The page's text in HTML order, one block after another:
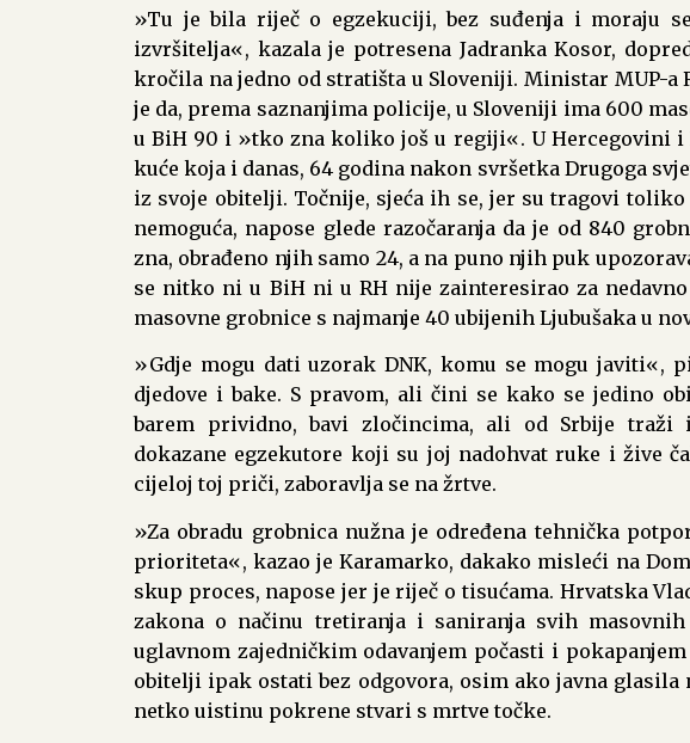
»Tu je bila riječ o egzekuciji, bez suđenja i moraju
izvršitelja«, kazala je potresena Jadranka Kosor,
kročila na jedno od stratišta u Sloveniji. Ministar MUP-a
je da, prema saznanjima policije, u Sloveniji ima 600
u BiH 90 i »tko zna koliko još u regiji«. U Hercegovini
kuće koja i danas, 64 godina nakon svršetka Drugoga
iz svoje obitelji. Točnije, sjeća ih se, jer su tragovi
nemoguća, napose glede razočaranja da je od 840
zna, obrađeno njih samo 24, a na puno njih puk
se nitko ni u BiH ni u RH nije zainteresirao za
masovne grobnice s najmanje 40 ubijenih Ljubušaka u
»Gdje mogu dati uzorak DNK, komu se mogu javiti«,
djedove i bake. S pravom, ali čini se kako se jedino
barem prividno, bavi zločincima, ali od Srbije traži
dokazane egzekutore koji su joj nadohvat ruke i žive
cijeloj toj priči, zaboravlja se na žrtve.
»Za obradu grobnica nužna je određena tehnička
prioriteta«, kazao je Karamarko, dakako misleći na
skup proces, napose jer je riječ o tisućama. Hrvatska
zakona o načinu tretiranja i saniranja svih
uglavnom zajedničkim odavanjem počasti i
obitelji ipak ostati bez odgovora, osim ako javna
netko uistinu pokrene stvari s mrtve točke.